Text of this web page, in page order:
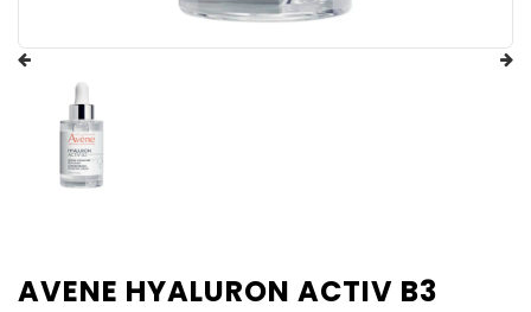
AVENE HYALURON ACTIV B3